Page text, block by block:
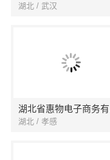
湖北 / 武汉
湖北 / 孝感